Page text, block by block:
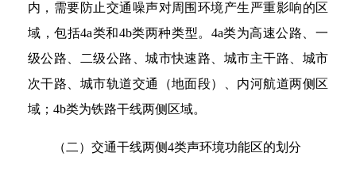
内，需要防止交通噪声对周围环境产生严重影响的区
域，包括4a类和4b类两种类型。4a类为高速公路、一
级公路、二级公路、城市快速路、城市主干路、城市
次干路、城市轨道交通（地面段）、内河航道两侧区
域；4b类为铁路干线两侧区域。
（二）交通干线两侧4类声环境功能区的划分